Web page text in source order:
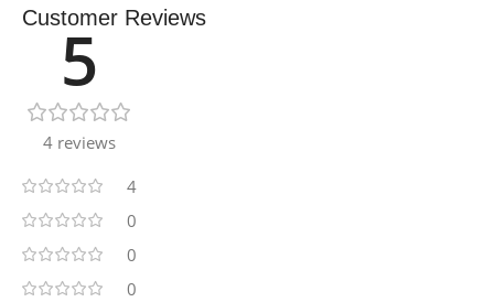
Customer Reviews
5
4 reviews
4
0
0
0